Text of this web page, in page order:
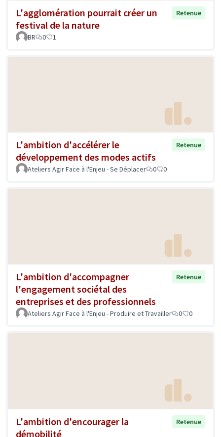
L'agglomération pourrait créer un
festival de la nature
Retenue
BR 0 1
L'ambition d'accélérer le
développement des modes actifs
Retenue
Ateliers Agir Face à l'Enjeu - Se Déplacer 0 0
L'ambition d'accompagner
l'engagement sociétal des
entreprises et des professionnels
Retenue
Ateliers Agir Face à l'Enjeu - Produire et Travailler 0 0
L'ambition d'encourager la
démobilité
Retenue